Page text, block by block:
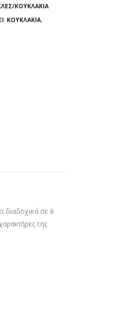
ΚΟΥΚΛΆΚΙΑ
, ΚΟΥΚΛΆΚΙΑ,
διαδοχικά σε 6
της